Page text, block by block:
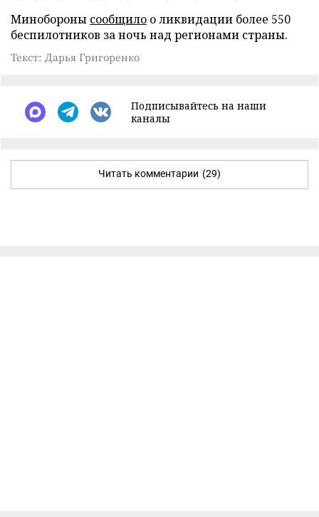
Минобороны сообщило о ликвидации более 550
беспилотников за ночь над регионами страны.
Текст: Дарья Григоренко
Подписывайтесь на наши
каналы
Читать комментарии (29)